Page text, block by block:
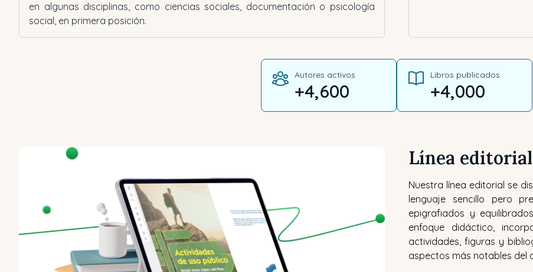
en algunas disciplinas, como ciencias sociales, documentación o psicología
social, en primera posición.
Autores activos
+4,600
Libros publicados
+4,000
Línea editorial
Nuestra línea editorial se
lenguaje sencillo pero
epigrafiados y
enfoque didáctico,
actividades, figuras y
aspectos más notables del